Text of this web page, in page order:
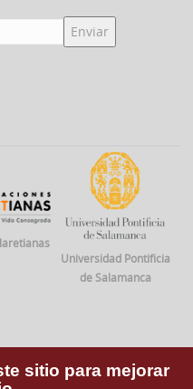
Universidad Pontificia
de Salamanca
sitio para mejorar